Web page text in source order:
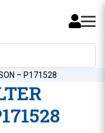
Mijn
– P171528